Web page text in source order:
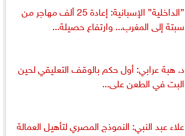
”الداخلية” الإسبانية: إعادة 25 ألف مهاجر من
سبتة إلى المغرب... وارتفاع حصيلة...
د. هبة عرابي: أول حكم بالوقف التعليقي لحين
البت في الطعن على...
علاء عبد النبي: النموذج المصري لتأهيل العمالة